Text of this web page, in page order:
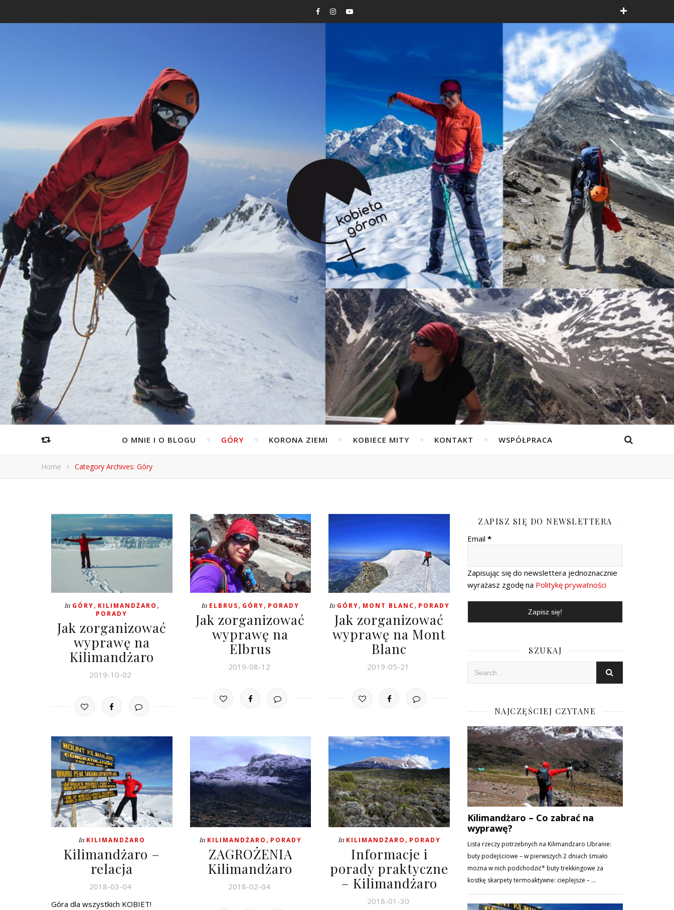
O MNIE I O BLOGU GÓRY KORONA ZIEMI KOBIECE MITY KONTAKT WSPÓŁPRACA
Home Category Archives: Góry
In GÓRY, KILIMANDŻARO ,
PORADY
Jak zorganizować
wyprawę na
Kilimandżaro
2019-10-02
In ELBRUS, GÓRY, PORADY
Jak zorganizować
wyprawę na
Elbrus
2019-08-12
In GÓRY, MONT BLANC, PORADY
Jak zorganizować
wyprawę na Mont
Blanc
2019-05-21
In KILIMANDŻARO
Kilimandżaro –
relacja
2018-03-04
Góra dla wszystkich KOBIET!
In KILIMANDŻARO , PORADY
ZAGROŻENIA
Kilimandżaro
2018-02-04
In KILIMANDŻARO , PORADY
Informacje i
porady praktyczne
– Kilimandżaro
2018-01-30
ZAPISZ SIĘ DO NEWSLETTERA
Email *
Zapisując się do newslettera jednoznacznie
wyrażasz zgodę na Politykę prywatności
SZUKAJ
NAJCZĘŚCIEJ CZYTANE